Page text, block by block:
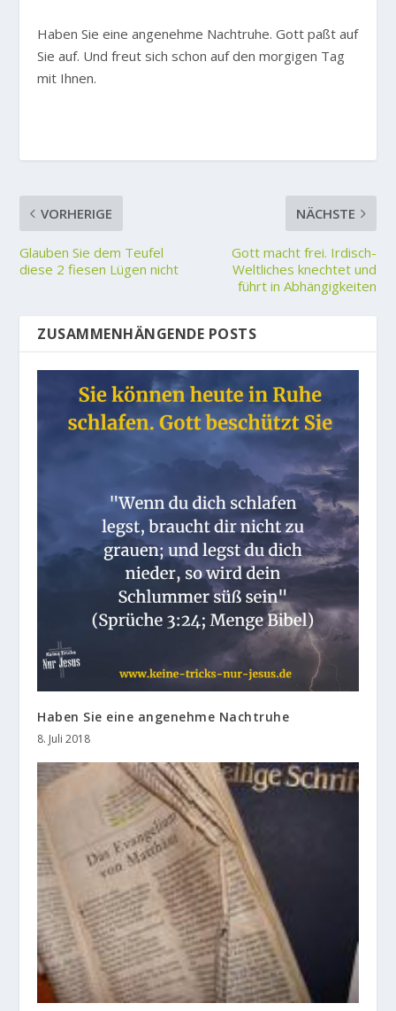
Haben Sie eine angenehme Nachtruhe. Gott paßt auf
Sie auf. Und freut sich schon auf den morgigen Tag
mit Ihnen.
VORHERIGE
Glauben Sie dem Teufel
diese 2 fiesen Lügen nicht
NÄCHSTE
Gott macht frei. Irdisch-
Weltliches knechtet und
führt in Abhängigkeiten
ZUSAMMENHÄNGENDE POSTS
Haben Sie eine angenehme Nachtruhe
8. Juli 2018